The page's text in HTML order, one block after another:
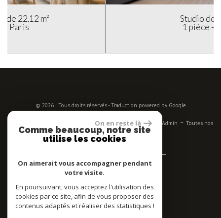
© 2026 | Tous droits réservés - Traduction powered by Google
Nos honoraires-Liens Admin - Toutes nos
annonces
Espace propriétaires
Adhérent
On en reste là
Comme beaucoup, notre site
utilise les cookies
On aimerait vous accompagner pendant
votre visite.
En poursuivant, vous acceptez l'utilisation des
cookies par ce site, afin de vous proposer des
contenus adaptés et réaliser des statistiques !